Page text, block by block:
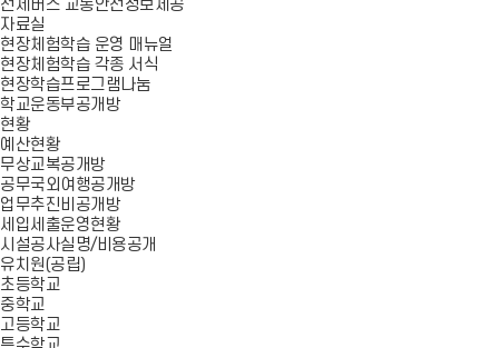
전세버스 교통안전정보제공
자료실
현장체험학습 운영 매뉴얼
현장체험학습 각종 서식
현장학습프로그램나눔
학교운동부공개방
현황
예산현황
무상교복공개방
공무국외여행공개방
업무추진비공개방
세입세출운영현황
시설공사실명/비용공개
유치원(공립)
초등학교
중학교
고등학교